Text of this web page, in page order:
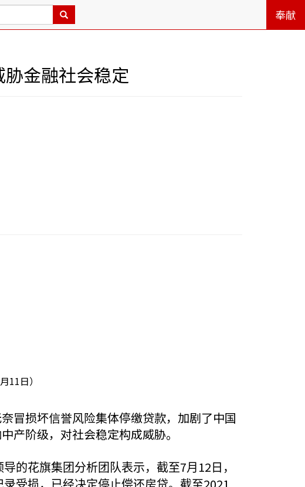
奉献
金融社会稳定
11日）
冒损坏信誉风险集体停缴贷款，加剧了中国
产阶级，对社会稳定构成威胁。
导的花旗集团分析团队表示，截至7月 12 日，